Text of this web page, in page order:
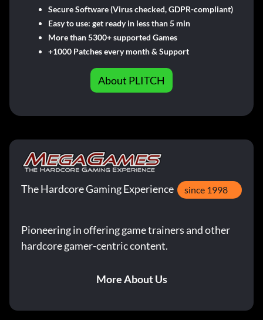
Secure Software (Virus checked, GDPR-compliant)
Easy to use: get ready in less than 5 min
More than 5300+ supported Games
+1000 Patches every month & Support
About PLITCH
The Hardcore Gaming Experience since 1998
Pioneering in offering game trainers and other
hardcore gamer-centric content.
More About Us